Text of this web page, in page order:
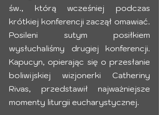
św., którą wcześniej podczas
krótkiej konferencji zaczął omawiać.
Posileni sutym posiłkiem
wysłuchaliśmy drugiej konferencji.
Kapucyn, opierając się o przesłanie
boliwijskiej wizjonerki Catheriny
Rivas, przedstawił najważniejsze
momenty liturgii eucharystycznej.